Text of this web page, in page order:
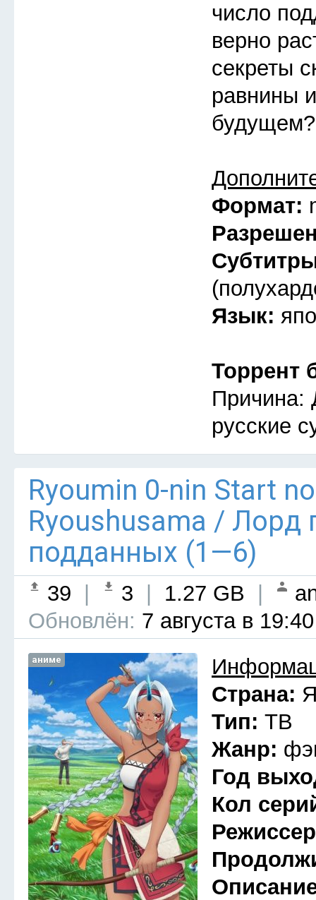
число
верно
секреты
равнины
будущем?
Формат:
Язык:
Торрент
Причина:
русские
Ryoumin 0-nin Start
Ryoushusama / Лорд
подданных (1—6)
39 3 1.27 GB
Обновлён: 7 августа в 19:40
аниме
Страна:
Тип: ТВ
Жанр:
Год
Кол